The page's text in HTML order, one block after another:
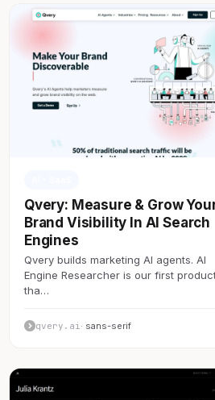
Qvery: Measure & Grow
Brand Visibility In AI Search
Engines
Qvery builds marketing AI agents. AI
Engine Researcher is our first
tha…
qvery.ai · sans-serif